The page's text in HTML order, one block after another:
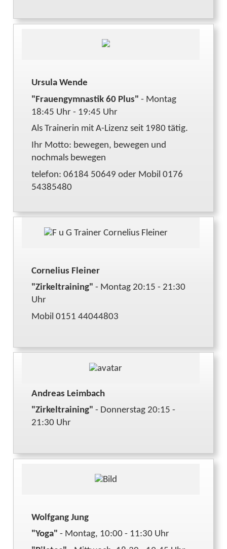
Ursula Wende
"Frauengymnastik 60 Plus" - Montag
18:45 Uhr - 19:45 Uhr
Als Trainerin mit A-Lizenz seit 1980 tätig.
Ihr Motto: bewegen, bewegen und
nochmals bewegen
telefon: 06184 50649 oder Mobil 0176
54385480
Cornelius Fleiner
"Zirkeltraining" - Montag 20:15 - 21:30
Uhr
Mobil 0151 44044803
Andreas Leimbach
"Zirkeltraining" - Donnerstag 20:15 -
21:30 Uhr
Wolfgang Jung
"Yoga" - Montag, 10:00 - 11:30 Uhr